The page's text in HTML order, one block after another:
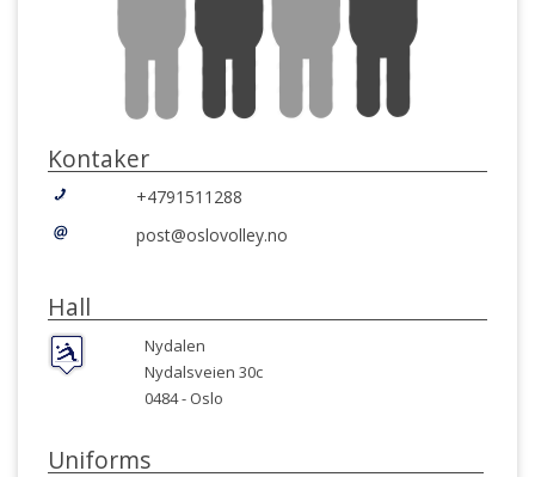
Kontaker
+4791511288
post@oslovolley.no
Hall
Nydalen
Nydalsveien 30c
0484 - Oslo
Uniforms